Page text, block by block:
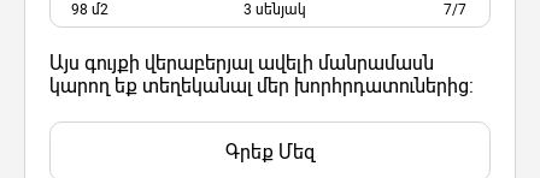
98 մ2 3 սենյակ 7/7
Այս գույքի վերաբերյալ ավելի մանրամասն
կարող եք տեղեկանալ մեր խորհրդատուներից:
Գրեք Մեզ